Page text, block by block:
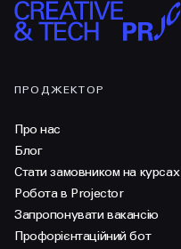
ПРОДЖЕКТОР
Про нас
Блог
Стати замовником на курсах
Робота в Projector
Запропонувати вакансію
Профорієнтаційний бот